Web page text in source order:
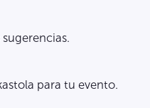
para tu evento.